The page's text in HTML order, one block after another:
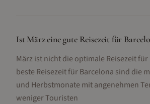
Ist März eine gute Reisezeit für
März ist nicht die optimale Reisezeit für
beste Reisezeit für Barcelona sind die
und Herbstmonate mit angenehmen
weniger Touristen